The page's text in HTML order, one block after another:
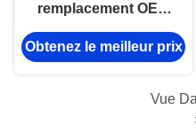
remplacement OEM
CN6C15-10300-AA
rentable avec une
JFB1110-011 pour
Obtenez le meilleur prix
Vue